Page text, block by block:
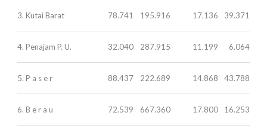
3. Kutai Barat 78.741 195.916 17.136 39.371
4. Penajam P. U. 32.040 287.915 11.199 6.064
5. P a s e r 88.437 222.689 14.868 43.788
6. B e r a u 72.539 667.360 17.800 16.253